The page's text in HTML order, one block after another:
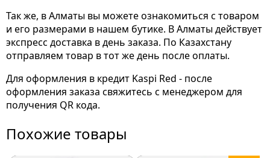
Так же, в Алматы вы можете ознакомиться с товаром
и его размерами в нашем бутике. В Алматы действует
экспресс доставка в день заказа. По Казахстану
отправляем товар в тот же день после оплаты.
Для оформления в кредит Kaspi Red - после
оформления заказа свяжитесь с менеджером для
получения QR кода.
Похожие товары